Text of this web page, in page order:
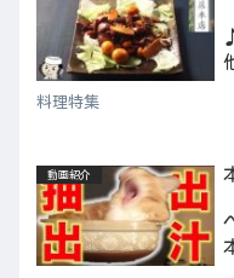
料理特集
動画紹介